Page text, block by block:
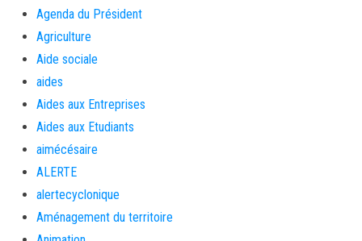
Agenda du Président
Agriculture
Aide sociale
aides
Aides aux Entreprises
Aides aux Etudiants
aimécésaire
ALERTE
alertecyclonique
Aménagement du territoire